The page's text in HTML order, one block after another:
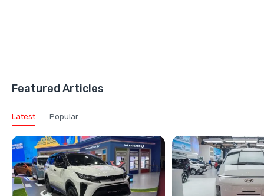
Featured Articles
Latest Popular